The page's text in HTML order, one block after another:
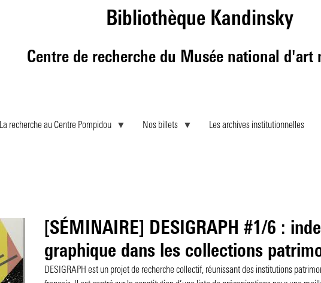
to
content
Bibliothèque Kandinsky
Centre de recherche du Musée national d'art
La recherche au Centre Pompidou Nos billets Les archives institutionnelles
[SÉMINAIRE] DESIGRAPH #1/6 :
graphique dans les collections
DESIGRAPH est un projet de recherche collectif, réunissant des institutions